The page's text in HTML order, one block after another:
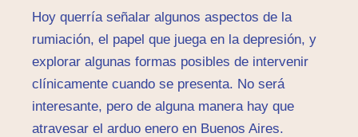
Hoy querría señalar algunos aspectos de la
rumiación, el papel que juega en la depresión, y
explorar algunas formas posibles de intervenir
clínicamente cuando se presenta. No será
interesante, pero de alguna manera hay que
atravesar el arduo enero en Buenos Aires.